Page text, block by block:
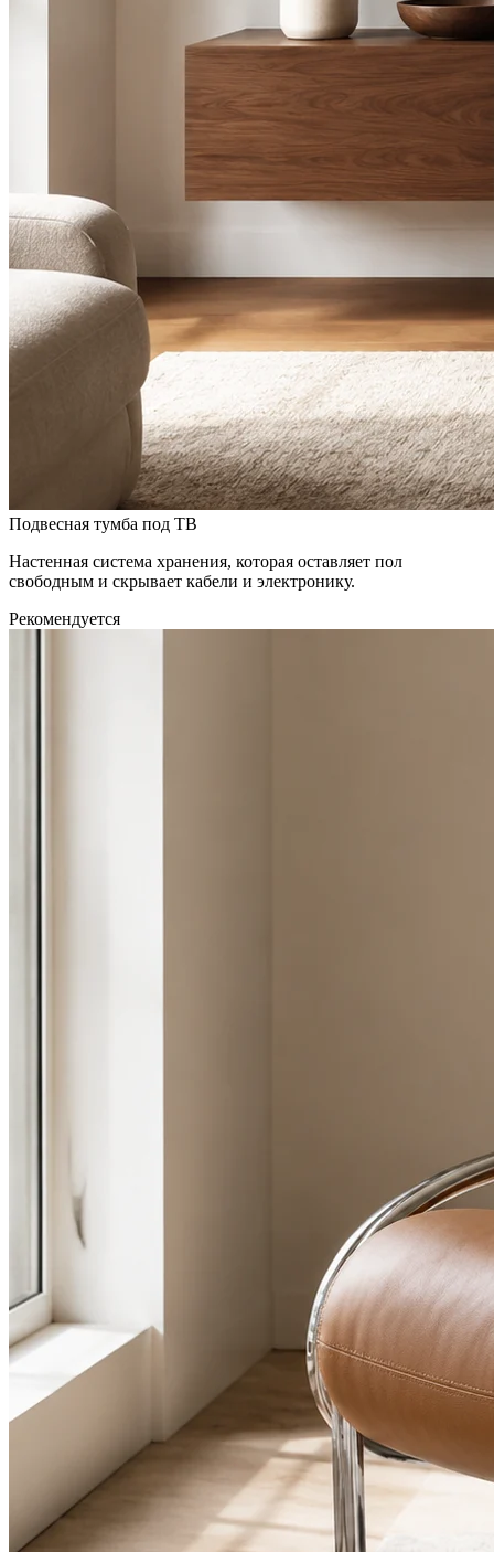
Подвесная тумба под ТВ
Настенная система хранения, которая оставляет пол
свободным и скрывает кабели и электронику.
Рекомендуется